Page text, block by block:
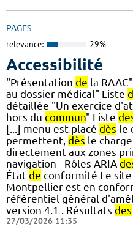
PAGES
relevance: 29%
Accessibilité
"Présentation de la
au dossier médical" Liste
détaillée "Un exercice
hors du commun" Liste
[...] menu est placé dès le
permettent, dès le
directement aux zones
navigation - Rôles ARIA
État de conformité Le
Montpellier est en
référentiel général
version 4.1 . Résultats des
27/03/2026 11:35